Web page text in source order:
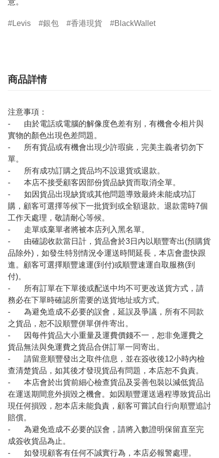
意。
Levis 銀包 香港現貨 BlackWallet
商品詳情
注意事項：
- 由於電話或電腦的解像度色差有别，有機會令相片與
實物的顏色出現色差問題。
- 所有貨品或有機會出現少許瑕疵，完美主義者切勿下
單。
- 所有成功訂購之貨品均不設退貨或退款。
- 本店不接受顧客因部份貨品缺貨而取消全單。
- 如因貨品出現缺貨或其他問題導致最終未能成功訂
購，顧客可選擇等候下一批貨到或全額退款。退款需時7個
工作天處理，敬請耐心等候。
- 走單或棄單者將被本店列入黑名單。
- 由確認收款當日計，貨品會於3日內以順豐寄出(預購貨
品除外)，如發生特別情況令運送時間延長，本店會盡快跟
進。顧客可選擇順豐速運(到付)或順豐速運自取服務(到
付)。
- 所有訂單在下單後或配送中均不可更改送貨方式，請
務必在下單時確認所需要的送貨地址或方式。
- 為避免造成不必要的誤會，延誤及爭議，所有不同款
之貨品，恕不設順豐併單併件寄出。
- 因每件貨品大小重量及運費價錢不一，恕非免運費之
貨品無法與免運費之貨品合併訂單一同寄出。
- 請留意順豐發出之取件信息，並在簽收後12小時內檢
查清楚貨品，如其後才發現貨品有問題，本店恕不負責。
- 本店會於出貨前細心檢查貨品及妥善包裝以減低貨品
在運送期間意外損毀之機會。如因順豐運送過程導致貨品出
現任何損毀，恕本店未能負責，顧客可嘗試自行向順豐追討
賠償。
- 為避免造成不必要的誤會，請將入數證明保留直至完
成簽收貨品為止。
- 如發現顧客有任何不誠實行為，本店必報警處理。